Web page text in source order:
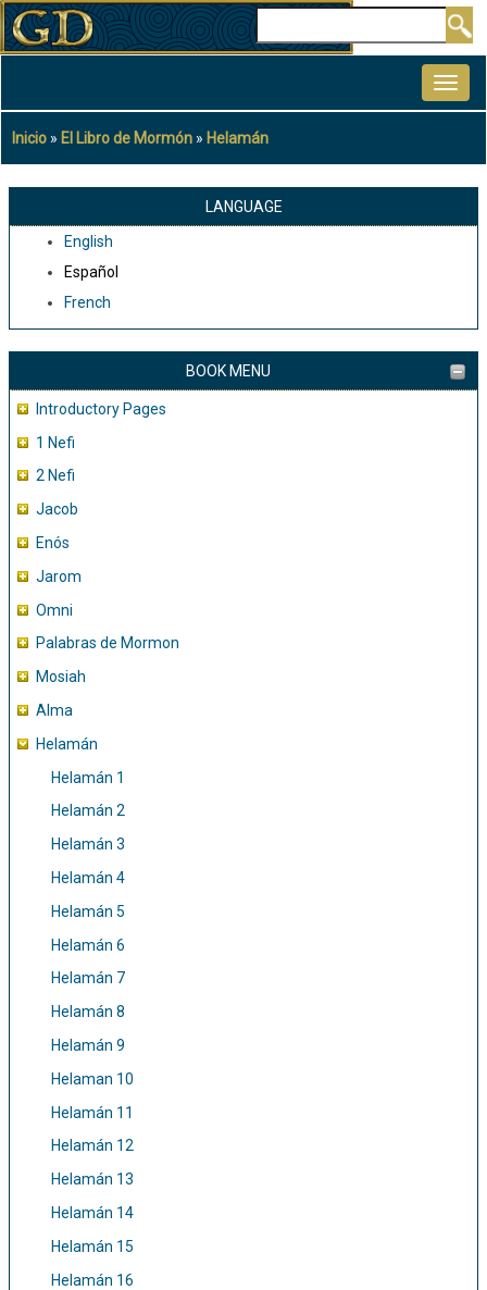
Pasar
al
principal
Sobrescribir
enlaces
ayuda
navegación
Inicio El Libro de Mormón Helamán
LANGUAGE
English
Español
French
BOOK MENU
Introductory Pages
1 Nefi
2 Nefi
Jacob
Enós
Jarom
Omni
Palabras de Mormon
Mosiah
Alma
Helamán
Helamán 1
Helamán 2
Helamán 3
Helamán 4
Helamán 5
Helamán 6
Helamán 7
Helamán 8
Helamán 9
Helaman 10
Helamán 11
Helamán 12
Helamán 13
Helamán 14
Helamán 15
Helamán 16